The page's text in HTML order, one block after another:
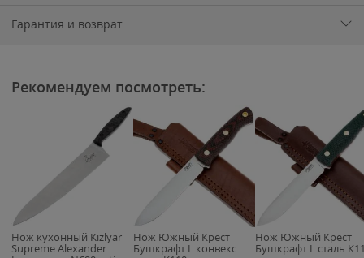
Гарантия и возврат
Рекомендуем посмотреть:
Нож кухонный Kizlyar
Supreme Alexander
Нож Южный Крест
Бушкрафт L конвекс
Нож Южный Крест
Бушкрафт L сталь